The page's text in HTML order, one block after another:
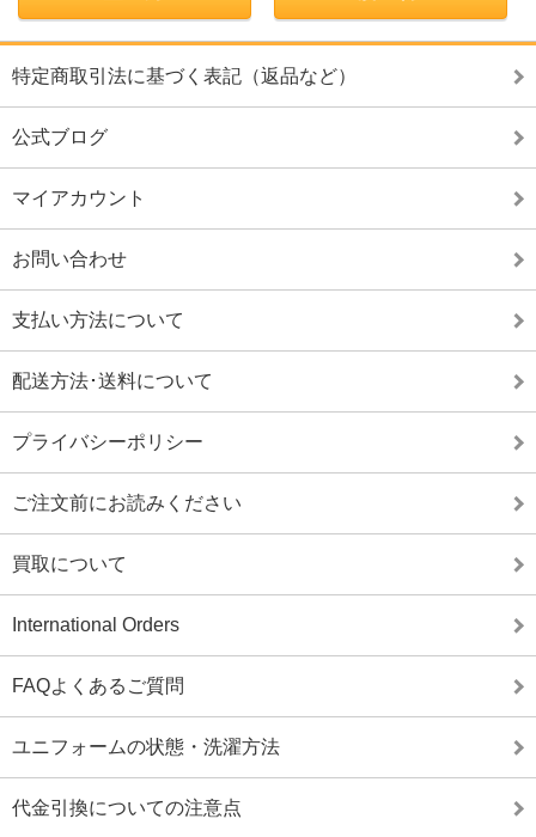
特定商取引法に基づく表記（返品など）
公式ブログ
マイアカウント
お問い合わせ
支払い方法について
配送方法･送料について
プライバシーポリシー
ご注文前にお読みください
買取について
International Orders
FAQよくあるご質問
ユニフォームの状態・洗濯方法
代金引換についての注意点